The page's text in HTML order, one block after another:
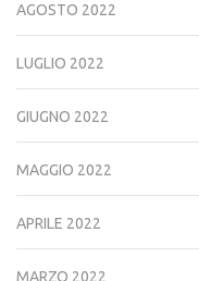
AGOSTO 2022
LUGLIO 2022
GIUGNO 2022
MAGGIO 2022
APRILE 2022
MARZO 2022